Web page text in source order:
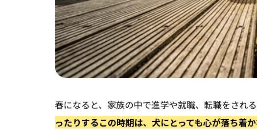
春になると、家族の中で進学や就職、転職をされ
ったりするこの時期は、犬にとっても心が落ち着か